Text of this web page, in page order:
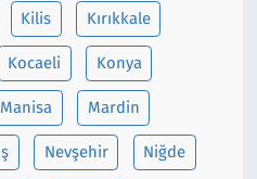
Kilis Kırıkkale
Kocaeli Konya
Manisa Mardin
Nevşehir Niğde